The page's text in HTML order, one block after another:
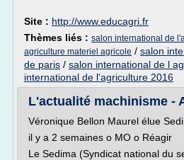
Site : http://www.educagri.fr
Thèmes liés : salon international de
agriculture materiel agricole / salon
de paris / salon international de l
international de l'agriculture 2016
L'actualité machinisme -
Véronique Bellon Maurel élue
il y a 2 semaines o MO o Réagir
Le Sedima (Syndicat national du